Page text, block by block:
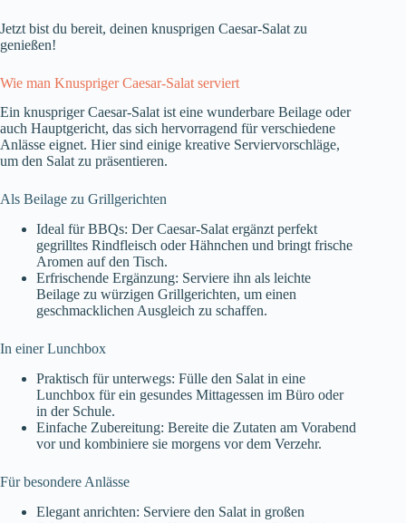
Jetzt bist du bereit, deinen knusprigen Caesar-Salat zu
genießen!
Wie man Knuspriger Caesar-Salat serviert
Ein knuspriger Caesar-Salat ist eine wunderbare Beilage oder
auch Hauptgericht, das sich hervorragend für verschiedene
Anlässe eignet. Hier sind einige kreative Serviervorschläge,
um den Salat zu präsentieren.
Als Beilage zu Grillgerichten
Ideal für BBQs: Der Caesar-Salat ergänzt perfekt
gegrilltes Rindfleisch oder Hähnchen und bringt frische
Aromen auf den Tisch.
Erfrischende Ergänzung: Serviere ihn als leichte
Beilage zu würzigen Grillgerichten, um einen
geschmacklichen Ausgleich zu schaffen.
In einer Lunchbox
Praktisch für unterwegs: Fülle den Salat in eine
Lunchbox für ein gesundes Mittagessen im Büro oder
in der Schule.
Einfache Zubereitung: Bereite die Zutaten am Vorabend
vor und kombiniere sie morgens vor dem Verzehr.
Für besondere Anlässe
Elegant anrichten: Serviere den Salat in großen